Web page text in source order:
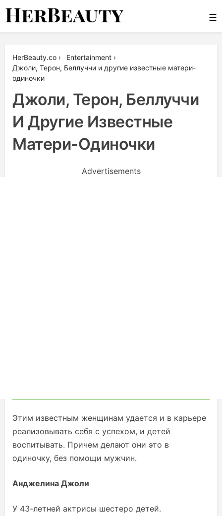
Skip
☰
HerBeauty.co › Entertainment ›
Джоли, Терон, Беллуччи и другие известные матери-
одиночки
Джоли, Терон, Беллуччи
И Другие Известные
Матери-Одиночки
Advertisements
Этим известным женщинам удается и в карьере
реализовывать себя с успехом, и детей
воспитывать. Причем делают они это в
одиночку, без помощи мужчин.
Анджелина Джоли
У 43-летней актрисы шестеро детей.